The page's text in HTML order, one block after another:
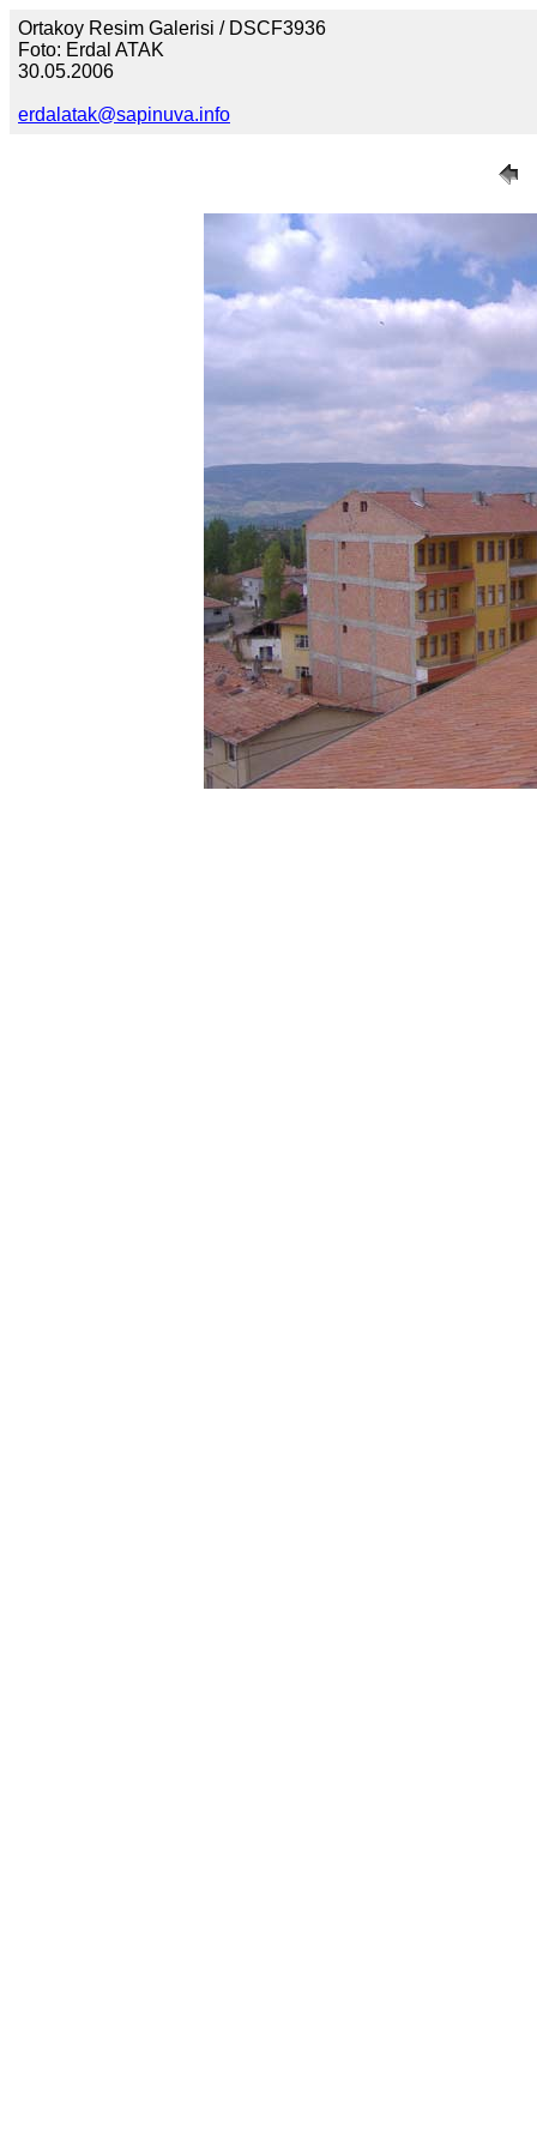
Ortakoy Resim Galerisi / DSCF3936
Foto: Erdal ATAK
30.05.2006
erdalatak@sapinuva.info